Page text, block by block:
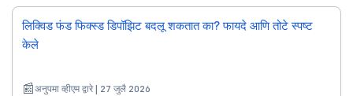
लिक्विड फंड फिक्स्ड डिपॉझिट बदलू शकतात का? फायदे आणि तोटे स्पष्ट
केले
अनुपमा व्हीएम द्वारे | 27 जुलै 2026